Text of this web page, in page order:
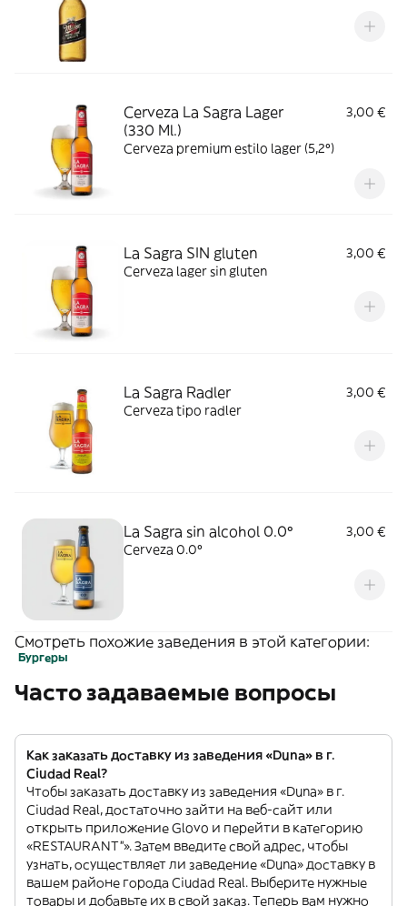
Cerveza La Sagra Lager
(330 Ml.)
3,00 €
Cerveza premium estilo lager (5,2º)
La Sagra SIN gluten
3,00 €
Cerveza lager sin gluten
La Sagra Radler
3,00 €
Cerveza tipo radler
La Sagra sin alcohol 0.0º
3,00 €
Cerveza 0.0º
Смотреть похожие заведения в этой категории:
Бургеры
Часто задаваемые вопросы
Как заказать доставку из заведения «Duna» в г.
Ciudad Real?
Чтобы заказать доставку из заведения «Duna» в г.
Ciudad Real, достаточно зайти на веб-сайт или
открыть приложение Glovo и перейти в категорию
«RESTAURANT”». Затем введите свой адрес, чтобы
узнать, осуществляет ли заведение «Duna» доставку в
вашем районе города Ciudad Real. Выберите нужные
товары и добавьте их в свой заказ. Теперь вам нужно